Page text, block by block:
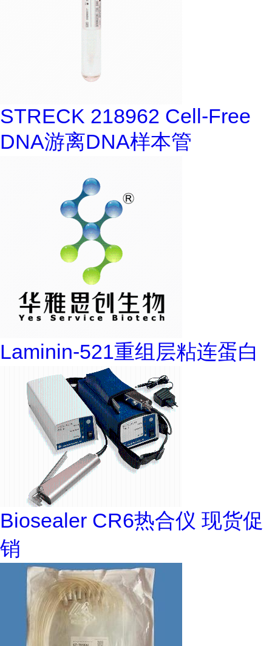
STRECK 218962 Cell-Free
DNA游离DNA样本管
Laminin-521重组层粘连蛋白
Biosealer CR6热合仪 现货促
销